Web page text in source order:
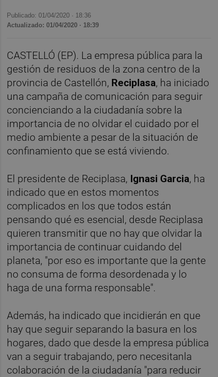
Publicado: 01/04/2020 · 18:36
Actualizado: 01/04/2020 · 18:39
CASTELLÓ (EP). La empresa pública para la
gestión de residuos de la zona centro de la
provincia de Castellón, Reciplasa, ha iniciado
una campaña de comunicación para seguir
concienciando a la ciudadanía sobre la
importancia de no olvidar el cuidado por el
medio ambiente a pesar de la situación de
confinamiento que se está viviendo.
El presidente de Reciplasa, Ignasi Garcia, ha
indicado que en estos momentos
complicados en los que todos están
pensando qué es esencial, desde Reciplasa
quieren transmitir que no hay que olvidar la
importancia de continuar cuidando del
planeta, "por eso es importante que la gente
no consuma de forma desordenada y lo
haga de una forma responsable".
Además, ha indicado que incidierán en que
hay que seguir separando la basura en los
hogares, dado que desde la empresa pública
van a seguir trabajando, pero necesitanla
colaboración de la ciudadanía "para reducir